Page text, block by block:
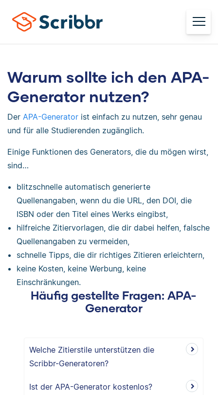
Warum sollte ich den APA-
Generator nutzen?
Der APA-Generator ist einfach zu nutzen, sehr genau
und für alle Studierenden zugänglich.
Einige Funktionen des Generators, die du mögen wirst,
sind…
blitzschnelle automatisch generierte
Quellenangaben, wenn du die URL, den DOI, die
ISBN oder den Titel eines Werks eingibst,
hilfreiche Zitiervorlagen, die dir dabei helfen, falsche
Quellenangaben zu vermeiden,
schnelle Tipps, die dir richtiges Zitieren erleichtern,
keine Kosten, keine Werbung, keine
Einschränkungen.
Häufig gestellte Fragen: APA-
Generator
Welche Zitierstile unterstützen die
Scribbr-Generatoren?
Ist der APA-Generator kostenlos?